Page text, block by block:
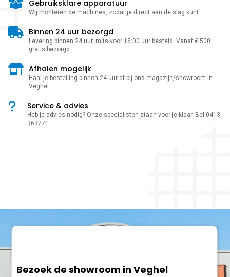
Gebruiksklare apparatuur
Wij monteren de machines, zodat je direct aan de slag kunt.
Binnen 24 uur bezorgd
Levering binnen 24 uur, mits voor 15:00 uur besteld. Vanaf € 500
gratis bezorgd.
Afhalen mogelijk
Haal je bestelling binnen 24 uur af bij ons magazijn/showroom in
Veghel.
Service & advies
Heb je advies nodig? Onze specialisten staan voor je klaar. Bel 0413
363771.
Bezoek de showroom in Veghel